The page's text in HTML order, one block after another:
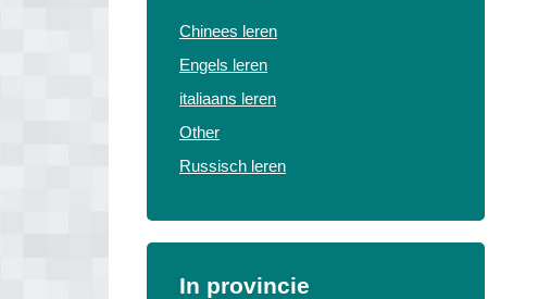
Chinees leren
Engels leren
italiaans leren
Other
Russisch leren
In provincie